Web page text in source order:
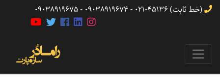
(خط ثابت) 45136-021 - 09038919674 - 09038919675